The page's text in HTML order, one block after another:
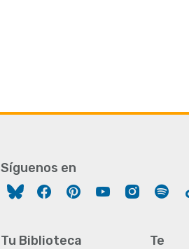
Síguenos en
FacebookPinterestYouTube
Tu Biblioteca
Te